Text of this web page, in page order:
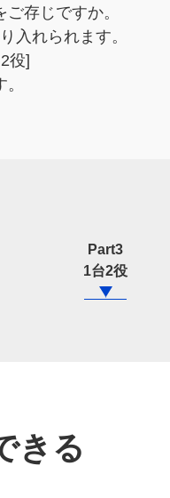
存じですか。
入れられます。
役]
Part3
1台2役
きる